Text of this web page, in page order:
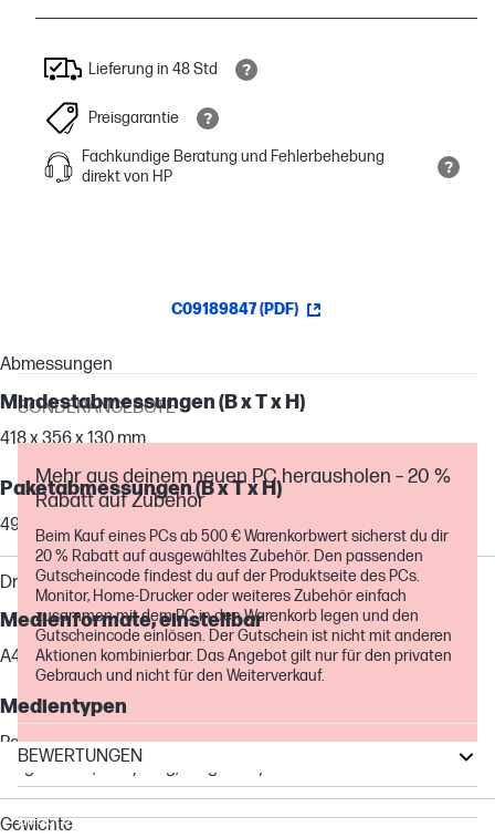
Lieferung in 48 Std
Preisgarantie
Fachkundige Beratung und Fehlerbehebung
direkt von HP
C09189847 (PDF)
Abmessungen
Mindestabmessungen (B x T x H)
418 x 356 x 130 mm
Paketabmessungen (B x T x H)
497 x 284 x 466 mm
Druckmedien
Medienformate, einstellbar
A4, B5, Doppel-Postkarte
Medientypen
Papier (Bondpapier, farbig, Briefbögen, normal, vorgedruckt,
vorgestanzt, Recycling, aufgeraut)
Gewichte
SONDERANGEBOTE
Mehr aus deinem neuen PC herausholen – 20 %
Rabatt auf Zubehör
Beim Kauf eines PCs ab 500 € Warenkorbwert sicherst du dir
20 % Rabatt auf ausgewähltes Zubehör. Den passenden
Gutscheincode findest du auf der Produktseite des PCs.
Monitor, Home-Drucker oder weiteres Zubehör einfach
zusammen mit dem PC in den Warenkorb legen und den
Gutscheincode einlösen. Der Gutschein ist nicht mit anderen
Aktionen kombinierbar. Das Angebot gilt nur für den privaten
Gebrauch und nicht für den Weiterverkauf.
BEWERTUNGEN
LaserJet Pro
LaserJet